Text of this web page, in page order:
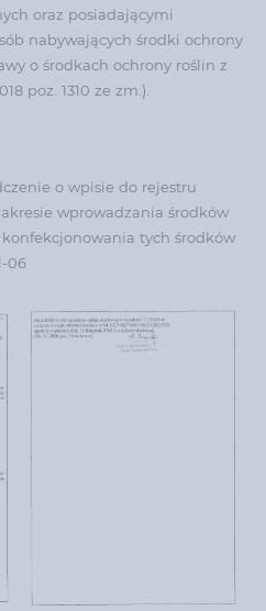
oraz posiadającymi
nabywających środki ochrony
o środkach ochrony roślin z
poz. 1310 ze zm.).
o wpisie do rejestru
wprowadzania środków
tych środków
06